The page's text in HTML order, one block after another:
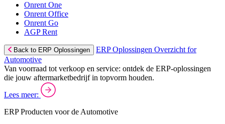
Onrent One
Onrent Office
Onrent Go
AGP Rent
Back to ERP Oplossingen
ERP Oplossingen Overzicht for
Automotive
Van voorraad tot verkoop en service: ontdek de ERP-oplossingen
die jouw aftermarketbedrijf in topvorm houden.
Lees meer:
ERP Producten voor de Automotive